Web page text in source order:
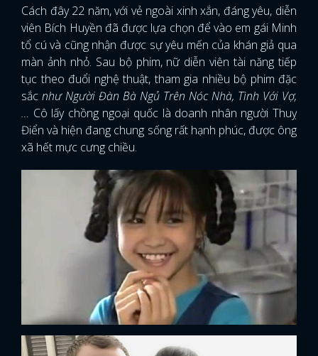
Cách đây 22 năm, với vẻ ngoài xinh xắn, đáng yêu, diễn
viên Bích Huyền đã được lựa chọn để vào em gái Minh
tổ cú và cũng nhận được sự yêu mến của khán giả qua
màn ảnh nhỏ. Sau bộ phim, nữ diễn viên tài năng tiếp
tục theo đuổi nghệ thuật, tham gia nhiều bộ phim đặc
sắc như Người Đàn Bà Ngủ Trên Nóc Nhà, Tình Với Vợ,
… Cô lấy chồng ngoại quốc là doanh nhân người Thuỵ
Điển và hiện đang chung sống rất hạnh phúc, được ông
xã hết mực cưng chiều.